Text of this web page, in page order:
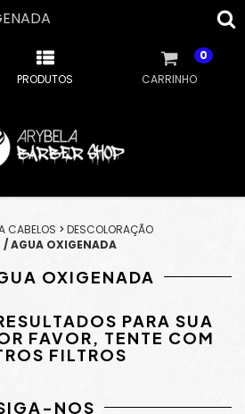
PRODUTOS CARRINHO
0
CABELOS >DESCOLORAÇÃO
/ AGUA OXIGENADA
OXIGENADA
PARA SUA
FAVOR, TENTE COM
FILTROS
NOS